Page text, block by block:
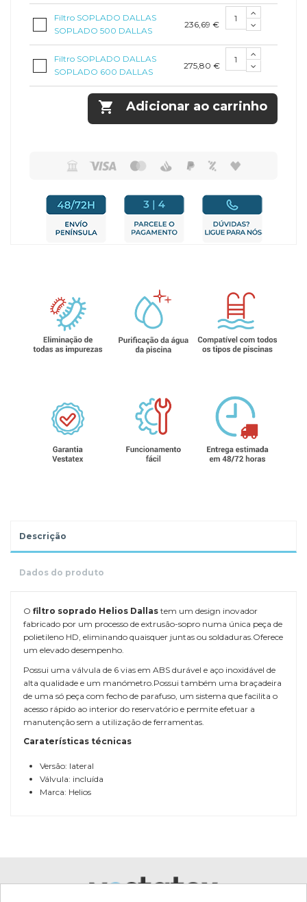
Filtro SOPLADO DALLAS
SOPLADO 500 DALLAS
236,69 €
Filtro SOPLADO DALLAS
SOPLADO 600 DALLAS
275,80 €
 Adicionar ao carrinho
Descrição
Dados do produto
O filtro soprado Helios Dallas tem um design inovador
fabricado por um processo de extrusão-sopro numa única peça de
polietileno HD, eliminando quaisquer juntas ou soldaduras.Oferece
um elevado desempenho.
Possui uma válvula de 6 vias em ABS durável e aço inoxidável de
alta qualidade e um manómetro.Possui também uma braçadeira
de uma só peça com fecho de parafuso, um sistema que facilita o
acesso rápido ao interior do reservatório e permite efetuar a
manutenção sem a utilização de ferramentas.
Caraterísticas técnicas
Versão: lateral
Válvula: incluída
Marca: Helios